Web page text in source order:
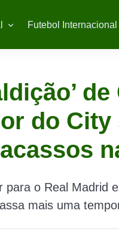
Futebol Internacional
do City
para o Real Madrid
mais uma